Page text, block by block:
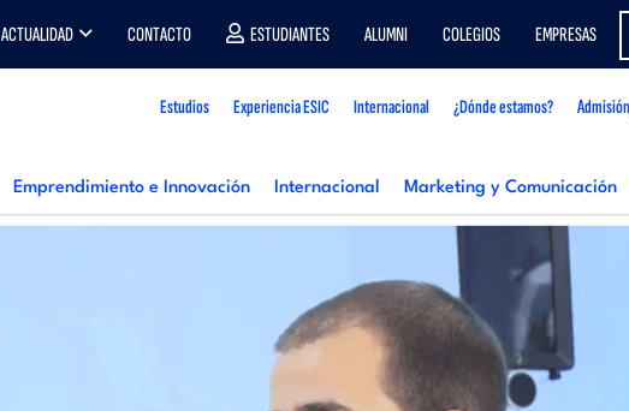
ACTUALIDAD CONTACTO ESTUDIANTES ALUMNI COLEGIOS EMPRESAS
Estudios Experiencia ESIC Internacional ¿Dónde estamos?
Emprendimiento e Innovación Internacional Marketing y Comunicación